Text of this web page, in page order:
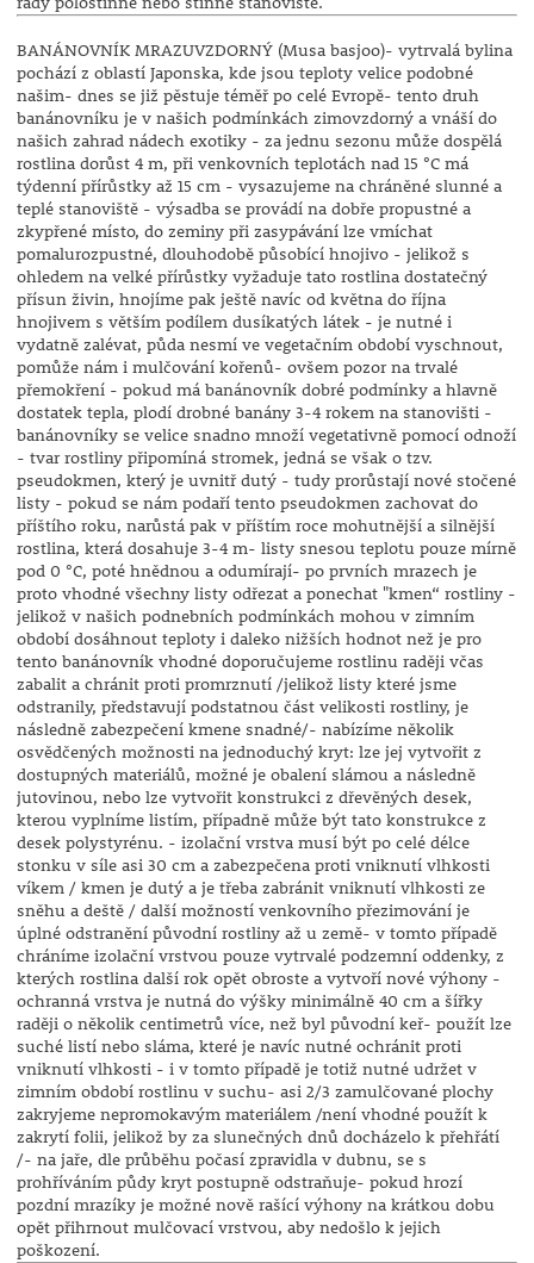
BANÁNOVNÍK MRAZUVZDORNÝ (Musa basjoo)- vytrvalá bylina
pochází z oblastí Japonska, kde jsou teploty velice podobné
našim- dnes se již pěstuje téměř po celé Evropě- tento druh
banánovníku je v našich podmínkách zimovzdorný a vnáší do
našich zahrad nádech exotiky - za jednu sezonu může dospělá
rostlina dorůst 4 m, při venkovních teplotách nad 15 °C má
týdenní přírůstky až 15 cm - vysazujeme na chráněné slunné a
teplé stanoviště - výsadba se provádí na dobře propustné a
zkypřené místo, do zeminy při zasypávání lze vmíchat
pomalurozpustné, dlouhodobě působící hnojivo - jelikož s
ohledem na velké přírůstky vyžaduje tato rostlina dostatečný
přísun živin, hnojíme pak ještě navíc od května do října
hnojivem s větším podílem dusíkatých látek - je nutné i
vydatně zalévat, půda nesmí ve vegetačním období vyschnout,
pomůže nám i mulčování kořenů- ovšem pozor na trvalé
přemokření - pokud má banánovník dobré podmínky a hlavně
dostatek tepla, plodí drobné banány 3-4 rokem na stanovišti -
banánovníky se velice snadno množí vegetativně pomocí odnoží
- tvar rostliny připomíná stromek, jedná se však o tzv.
pseudokmen, který je uvnitř dutý - tudy prorůstají nové stočené
listy - pokud se nám podaří tento pseudokmen zachovat do
příštího roku, narůstá pak v příštím roce mohutnější a silnější
rostlina, která dosahuje 3-4 m- listy snesou teplotu pouze mírně
pod 0 °C, poté hnědnou a odumírají- po prvních mrazech je
proto vhodné všechny listy odřezat a ponechat "kmen“ rostliny -
jelikož v našich podnebních podmínkách mohou v zimním
období dosáhnout teploty i daleko nižších hodnot než je pro
tento banánovník vhodné doporučujeme rostlinu raději včas
zabalit a chránit proti promrznutí /jelikož listy které jsme
odstranily, představují podstatnou část velikosti rostliny, je
následně zabezpečení kmene snadné/- nabízíme několik
osvědčených možnosti na jednoduchý kryt: lze jej vytvořit z
dostupných materiálů, možné je obalení slámou a následně
jutovinou, nebo lze vytvořit konstrukci z dřevěných desek,
kterou vyplníme listím, případně může být tato konstrukce z
desek polystyrénu. - izolační vrstva musí být po celé délce
stonku v síle asi 30 cm a zabezpečena proti vniknutí vlhkosti
víkem / kmen je dutý a je třeba zabránit vniknutí vlhkosti ze
sněhu a deště / další možností venkovního přezimování je
úplné odstranění původní rostliny až u země- v tomto případě
chráníme izolační vrstvou pouze vytrvalé podzemní oddenky, z
kterých rostlina další rok opět obroste a vytvoří nové výhony -
ochranná vrstva je nutná do výšky minimálně 40 cm a šířky
raději o několik centimetrů více, než byl původní keř- použít lze
suché listí nebo sláma, které je navíc nutné ochránit proti
vniknutí vlhkosti - i v tomto případě je totiž nutné udržet v
zimním období rostlinu v suchu- asi 2/3 zamulčované plochy
zakryjeme nepromokavým materiálem /není vhodné použít k
zakrytí folii, jelikož by za slunečných dnů docházelo k přehřátí
/- na jaře, dle průběhu počasí zpravidla v dubnu, se s
prohříváním půdy kryt postupně odstraňuje- pokud hrozí
pozdní mrazíky je možné nově rašící výhony na krátkou dobu
opět přihrnout mulčovací vrstvou, aby nedošlo k jejich
poškození.